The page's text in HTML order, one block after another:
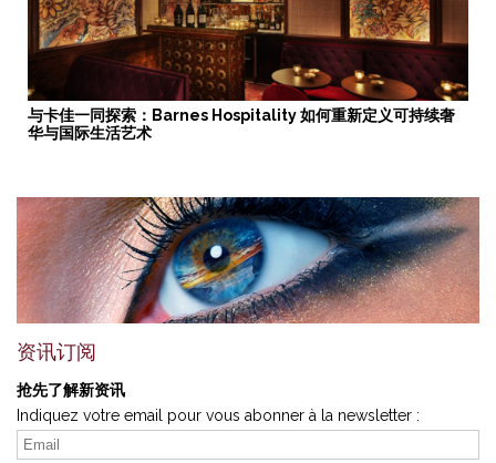
与卡佳一同探索：Barnes Hospitality 如何重新定义可持续奢
华与国际生活艺术
资讯订阅
抢先了解新资讯
Indiquez votre email pour vous abonner à la newsletter :